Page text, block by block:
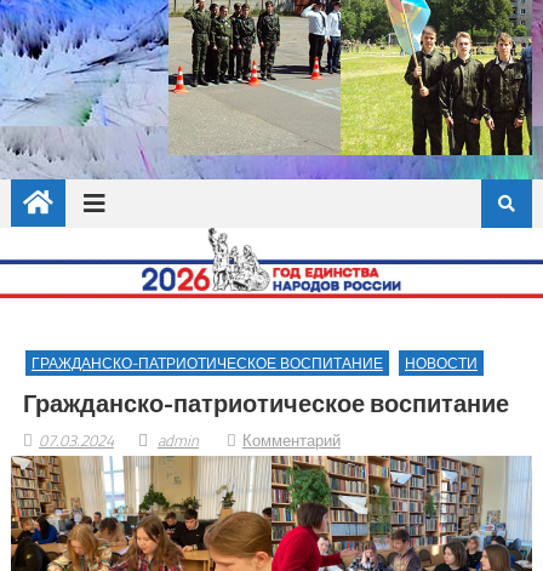
ГРАЖДАНСКО-ПАТРИОТИЧЕСКОЕ ВОСПИТАНИЕ НОВОСТИ
Гражданско-патриотическое воспитание
07.03.2024 admin Комментарий